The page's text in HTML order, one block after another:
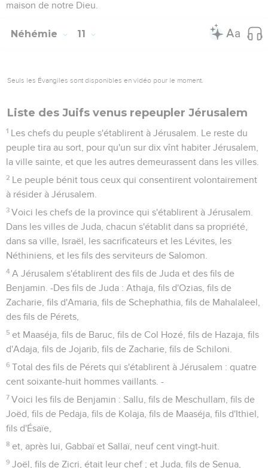
maison de notre Dieu.
Néhémie 11
Seuls les Évangiles sont disponibles en vidéo pour le moment.
Liste des Juifs venus repeupler Jérusalem
1 Les chefs du peuple s'établirent à Jérusalem. Le reste du
peuple tira au sort, pour qu'un sur dix vînt habiter Jérusalem,
la ville sainte, et que les autres demeurassent dans les villes.
2 Le peuple bénit tous ceux qui consentirent volontairement
à résider à Jérusalem.
3 Voici les chefs de la province qui s'établirent à Jérusalem.
Dans les villes de Juda, chacun s'établit dans sa propriété,
dans sa ville, Israël, les sacrificateurs et les Lévites, les
Néthiniens, et les fils des serviteurs de Salomon.
4 A Jérusalem s'établirent des fils de Juda et des fils de
Benjamin. -Des fils de Juda : Athaja, fils d'Ozias, fils de
Zacharie, fils d'Amaria, fils de Schephathia, fils de Mahalaleel,
des fils de Pérets,
5 et Maaséja, fils de Baruc, fils de Col Hozé, fils de Hazaja, fils
d'Adaja, fils de Jojarib, fils de Zacharie, fils de Schiloni.
6 Total des fils de Pérets qui s'établirent à Jérusalem : quatre
cent soixante-huit hommes vaillants. -
7 Voici les fils de Benjamin : Sallu, fils de Meschullam, fils de
Joëd, fils de Pedaja, fils de Kolaja, fils de Maaséja, fils d'Ithiel,
fils d'Ésaïe,
8 et, après lui, Gabbaï et Sallaï, neuf cent vingt-huit.
9 Joël, fils de Zicri, était leur chef ; et Juda, fils de Senua,